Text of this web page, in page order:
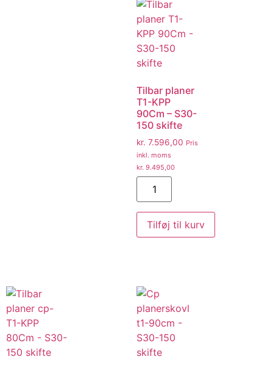
Tilbar planer
T1-KPP
90Cm – S30-
150 skifte
kr. 7.596,00 Pris
inkl. moms
kr. 9.495,00
Tilføj til kurv